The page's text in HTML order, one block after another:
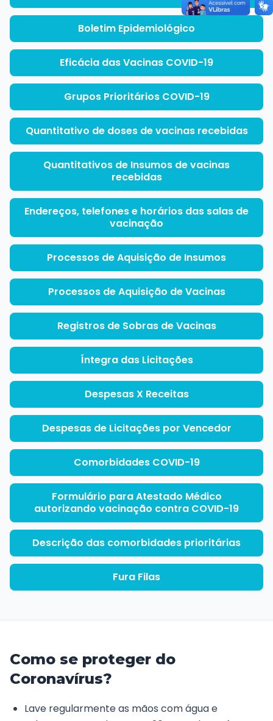
Boletim Epidemiológico
Eficácia das Vacinas COVID-19
Grupos Prioritários COVID-19
Quantitativo de doses de vacinas recebidas
Quantitativos de Insumos de vacinas
recebidas
Endereços, telefones e horários das salas de
vacinação
Processos de Aquisição de Insumos
Processos de Aquisição de Vacinas
Registros de Sobras de Vacinas
Íntegra das Licitações
Despesas X Receitas
Despesas de Licitações por Vencedor
Comorbidades COVID-19
Formulário para Atestado Médico
autorizando vacinação contra COVID-19
Descrição das comorbidades prioritárias
Fura Filas
Como se proteger do
Coronavírus?
Lave regularmente as mãos com água e